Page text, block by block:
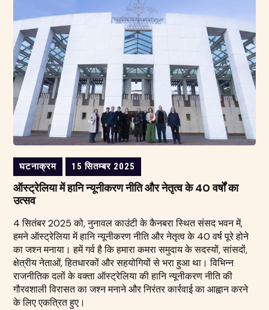
घटनाक्रम 15 सितम्बर 2025
ऑस्ट्रेलिया में हानि न्यूनीकरण नीति और नेतृत्व के 40 वर्षों का
उत्सव
4 सितंबर 2025 को, नुनावल काउंटी के कैनबरा स्थित संसद भवन में,
हमने ऑस्ट्रेलिया में हानि न्यूनीकरण नीति और नेतृत्व के 40 वर्ष पूरे होने
का जश्न मनाया। हमें गर्व है कि हमारा कमरा समुदाय के सदस्यों, सांसदों,
क्षेत्रीय नेताओं, हितधारकों और सहयोगियों से भरा हुआ था। विभिन्न
राजनीतिक दलों के वक्ता ऑस्ट्रेलिया की हानि न्यूनीकरण नीति की
गौरवशाली विरासत का जश्न मनाने और निरंतर कार्रवाई का आह्वान करने
के लिए एकत्रित हुए।